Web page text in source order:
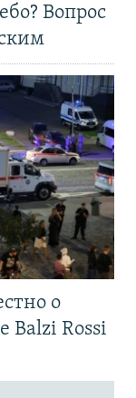
Вопрос
о
Balzi Rossi